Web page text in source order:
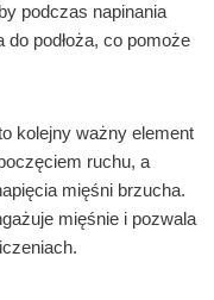
podczas napinania
do podłoża, co pomoże
kolejny ważny element
ruchu, a
mięśni brzucha.
mięśnie i pozwala